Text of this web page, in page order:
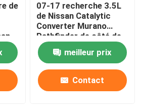
de Honda
de Buick
de
07-17 recherche 3.5L
de Nissan Catalytic
Converter Murano
Pathfinder de côté de
passager
meilleur prix
Contact